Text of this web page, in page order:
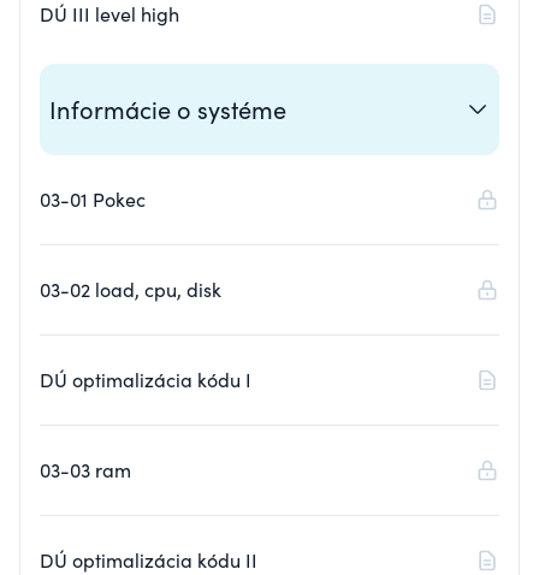
DÚ III level high
Informácie o systéme
03-01 Pokec
03-02 load, cpu, disk
DÚ optimalizácia kódu I
03-03 ram
DÚ optimalizácia kódu II